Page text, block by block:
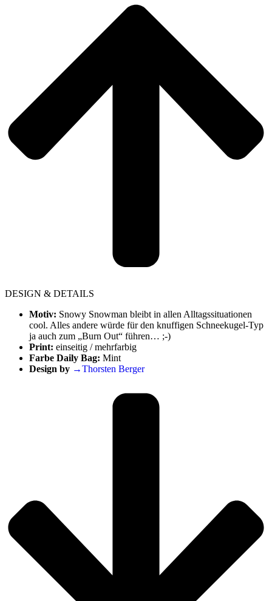
DESIGN & DETAILS
Motiv: Snowy Snowman bleibt in allen Alltagssituationen
cool. Alles andere würde für den knuffigen Schneekugel-Typ
ja auch zum „Burn Out“ führen… ;-)
Print: einseitig / mehrfarbig
Farbe Daily Bag: Mint
Design by →Thorsten Berger